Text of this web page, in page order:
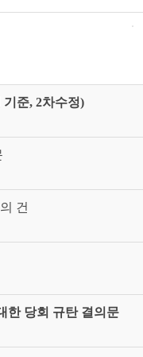
기준, 2차수정)
건
한 당회 규탄 결의문